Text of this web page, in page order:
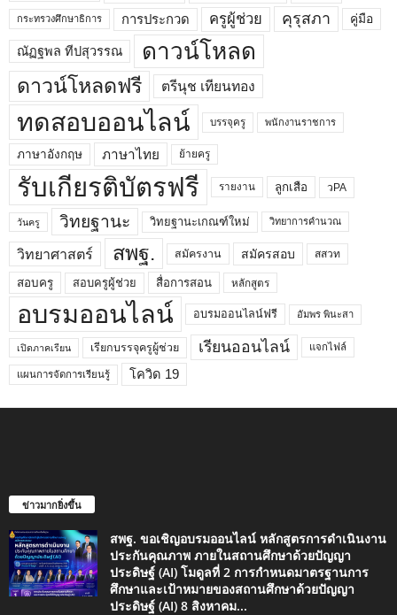
กระทรวงศึกษาธิการ การประกวด ครูผู้ช่วย คุรุสภา คู่มือ
ณัฏฐพล ทีปสุวรรณ ดาวน์โหลด
ดาวน์โหลดฟรี ตรีนุช เทียนทอง
ทดสอบออนไลน์ บรรจุครู พนักงานราชการ
ภาษาอังกฤษ ภาษาไทย ย้ายครู
รับเกียรติบัตรฟรี รายงาน ลูกเสือ วPA
วันครู วิทยฐานะ วิทยฐานะเกณฑ์ใหม่ วิทยาการคำนวณ
วิทยาศาสตร์ สพฐ. สมัครงาน สมัครสอบ สสวท
สอบครู สอบครูผู้ช่วย สื่อการสอน หลักสูตร
อบรมออนไลน์ อบรมออนไลน์ฟรี อัมพร พินะสา
เปิดภาคเรียน เรียกบรรจุครูผู้ช่วย เรียนออนไลน์ แจกไฟล์
แผนการจัดการเรียนรู้ โควิด 19
ข่าวมากยิ่งขึ้น
สพฐ. ขอเชิญอบรมออนไลน์ หลักสูตรการดำเนินงาน
ประกันคุณภาพ ภายในสถานศึกษาด้วยปัญญา
ประดิษฐ์ (AI) โมดูลที่ 2 การกำหนดมาตรฐานการ
ศึกษาและเป้าหมายของสถานศึกษาด้วยปัญญา
ประดิษฐ์ (AI) 8 สิงหาคม...